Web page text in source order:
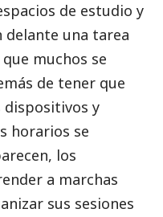
de estudio y
delante una tarea
muchos se
de tener que
y
horarios se
los
a marchas
sus sesiones